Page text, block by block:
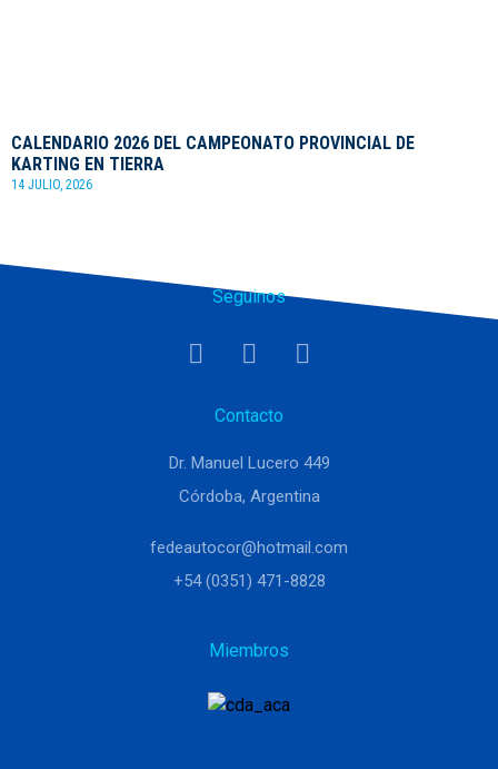
CALENDARIO 2026 DEL CAMPEONATO PROVINCIAL DE
KARTING EN TIERRA
14 JULIO, 2026
Seguinos
Contacto
Dr. Manuel Lucero 449
Córdoba, Argentina
fedeautocor@hotmail.com
+54 (0351) 471-8828
Miembros